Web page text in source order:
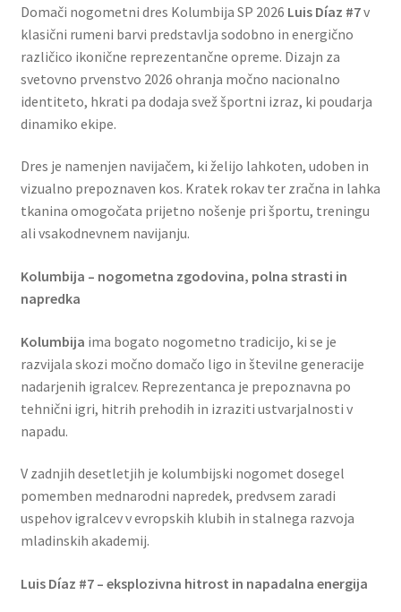
Domači nogometni dres Kolumbija SP 2026 Luis Díaz #7v
klasični rumeni barvi predstavlja sodobno in energično
različico ikonične reprezentančne opreme. Dizajn za
svetovno prvenstvo 2026 ohranja močno nacionalno
identiteto, hkrati pa dodaja svež športni izraz, ki poudarja
dinamiko ekipe.
Dres je namenjen navijačem, ki želijo lahkoten, udoben in
vizualno prepoznaven kos. Kratek rokav ter zračna in lahka
tkanina omogočata prijetno nošenje pri športu, treningu
ali vsakodnevnem navijanju.
Kolumbija – nogometna zgodovina, polna strasti in
napredka
Kolumbija ima bogato nogometno tradicijo, ki se je
razvijala skozi močno domačo ligo in številne generacije
nadarjenih igralcev. Reprezentanca je prepoznavna po
tehnični igri, hitrih prehodih in izraziti ustvarjalnosti v
napadu.
V zadnjih desetletjih je kolumbijski nogomet dosegel
pomemben mednarodni napredek, predvsem zaradi
uspehov igralcev v evropskih klubih in stalnega razvoja
mladinskih akademij.
Luis Díaz #7 – eksplozivna hitrost in napadalna energija